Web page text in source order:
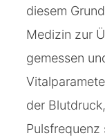
diesem
Medizin zur
gemessen
der